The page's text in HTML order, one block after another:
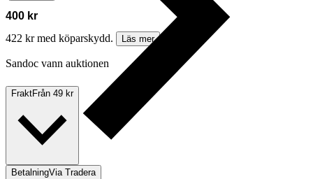
400 kr
422 kr med köparskydd.
Läs mer
Sandoc vann auktionen
FraktFrån 49 kr
BetalningVia Tradera